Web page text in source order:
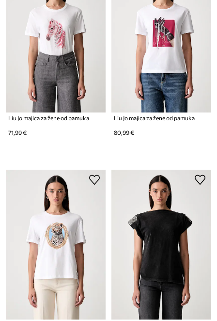
Liu Jo majica za žene od pamuka
71,99 €
Liu Jo majica za žene od pamuka
80,99 €